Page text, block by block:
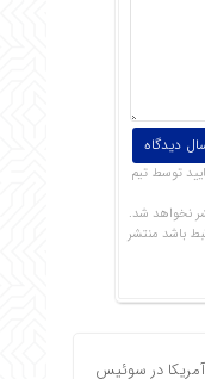
توسط تیم
نخواهد شد.
باشد منتشر
آمریکا در سوئیس